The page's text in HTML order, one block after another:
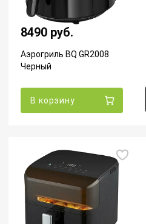
8490 руб.
Аэрогриль BQ GR2008
Черный
В корзину